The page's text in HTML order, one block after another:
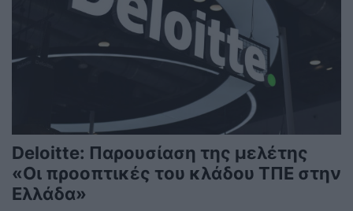
Deloitte: Παρουσίαση της μελέτης
«Οι προοπτικές του κλάδου ΤΠΕ στην
Ελλάδα»